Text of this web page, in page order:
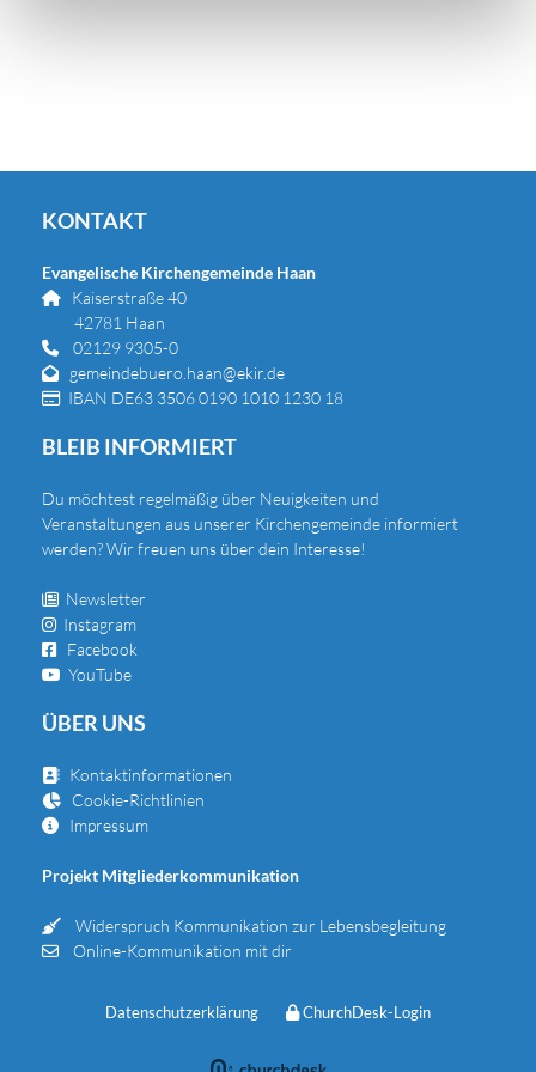
KONTAKT
Evangelische Kirchengemeinde Haan

Kaiserstraße 40
42781 Haan
 02129 9305-0
 gemeindebuero.haan@ekir.de
 IBAN DE63 3506 0190 1010 1230 18
BLEIB INFORMIERT
Du möchtest regelmäßig über Neuigkeiten und
Veranstaltungen aus unserer Kirchengemeinde informiert
werden? Wir freuen uns über dein Interesse!
 Newsletter
 Instagram
 Facebook
 YouTube
ÜBER UNS
 Kontaktinformationen
 Cookie-Richtlinien
 Impressum
Projekt Mitgliederkommunikation
 Widerspruch Kommunikation zur Lebensbegleitung
 Online-Kommunikation mit dir
Datenschutzerklärung ChurchDesk-Login